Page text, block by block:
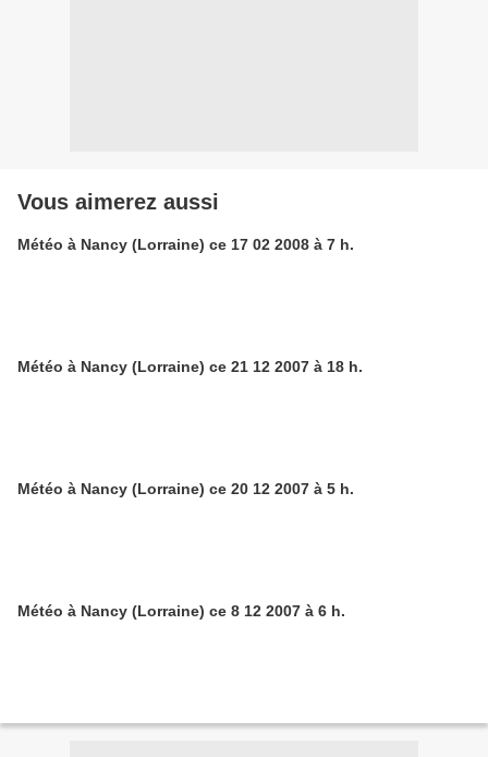
Vous aimerez aussi
Météo à Nancy (Lorraine) ce 17 02 2008 à 7 h.
Météo à Nancy (Lorraine) ce 21 12 2007 à 18 h.
Météo à Nancy (Lorraine) ce 20 12 2007 à 5 h.
Météo à Nancy (Lorraine) ce 8 12 2007 à 6 h.